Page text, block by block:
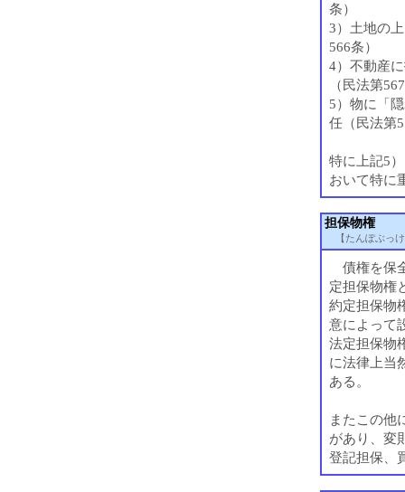
条）
3）土地の
566条）
4）不動産
（民法第
5）物に「
任（民法第
特に上記5
おいて特に
担保物権
【たんぽぶっ
債権を保
定担保物権
約定担保物
意によって
法定担保物
に法律上当
ある。
またこの他
があり、変
登記担保、